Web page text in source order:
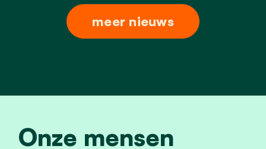
meer nieuws
Onze mensen